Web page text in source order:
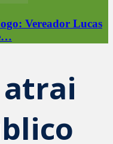
Vereador Lucas
atrai